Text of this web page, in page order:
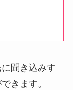
聞き込みす
きます。